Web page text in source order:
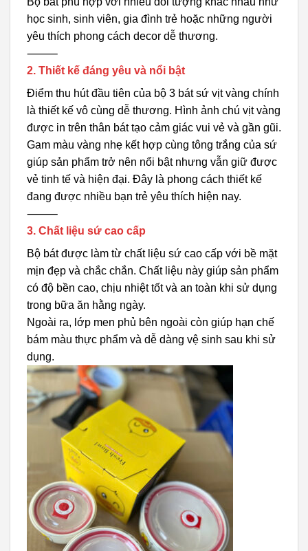
học sinh, sinh viên, gia đình trẻ hoặc những người
yêu thích phong cách decor dễ thương.
⸻
2. Thiết kế đáng yêu và nổi bật
Điểm thu hút đầu tiên của bộ 3 bát sứ vịt vàng chính
là thiết kế vô cùng dễ thương. Hình ảnh chú vịt vàng
được in trên thân bát tạo cảm giác vui vẻ và gần gũi.
Gam màu vàng nhẹ kết hợp cùng tông trắng của sứ
giúp sản phẩm trở nên nổi bật nhưng vẫn giữ được
vẻ tinh tế và hiện đại. Đây là phong cách thiết kế
đang được nhiều bạn trẻ yêu thích hiện nay.
⸻
3. Chất liệu sứ cao cấp
Bộ bát được làm từ chất liệu sứ cao cấp với bề mặt
mịn đẹp và chắc chắn. Chất liệu này giúp sản phẩm
có độ bền cao, chịu nhiệt tốt và an toàn khi sử dụng
trong bữa ăn hằng ngày.
Ngoài ra, lớp men phủ bên ngoài còn giúp hạn chế
bám màu thực phẩm và dễ dàng vệ sinh sau khi sử
dụng.